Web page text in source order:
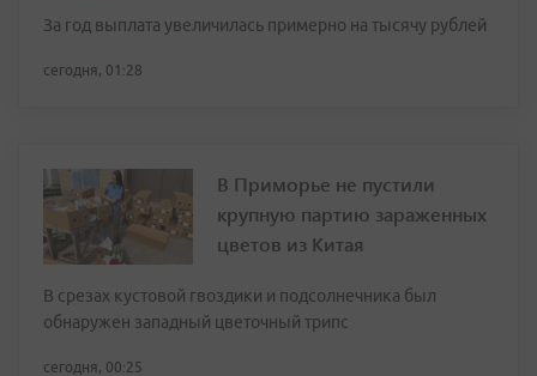
За год выплата увеличилась примерно на тысячу рублей
сегодня, 01:28
В Приморье не пустили
крупную партию зараженных
цветов из Китая
В срезах кустовой гвоздики и подсолнечника был
обнаружен западный цветочный трипс
сегодня, 00:25